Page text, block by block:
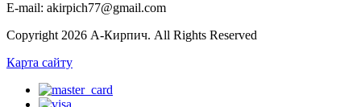
E-mail: akirpich77@gmail.com
Copyright 2026 А-Кирпич. All Rights Reserved
Карта сайту